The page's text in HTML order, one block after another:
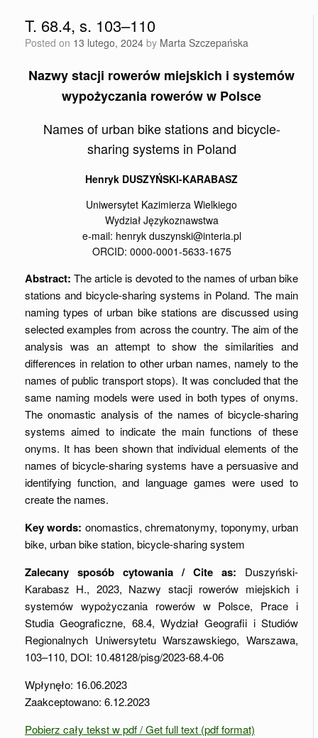
T. 68.4, s. 103–110
Posted on 13 lutego, 2024 by Marta Szczepańska
Nazwy stacji rowerów miejskich i systemów
wypożyczania rowerów w Polsce
Names of urban bike stations and bicycle-
sharing systems in Poland
Henryk DUSZYŃSKI-KARABASZ
Uniwersytet Kazimierza Wielkiego
Wydział Językoznawstwa
e-mail: henryk duszynski@interia.pl
ORCID: 0000-0001-5633-1675
Abstract: The article is devoted to the names of urban bike
stations and bicycle-sharing systems in Poland. The main
naming types of urban bike stations are discussed using
selected examples from across the country. The aim of the
analysis was an attempt to show the similarities and
differences in relation to other urban names, namely to the
names of public transport stops). It was concluded that the
same naming models were used in both types of onyms.
The onomastic analysis of the names of bicycle-sharing
systems aimed to indicate the main functions of these
onyms. It has been shown that individual elements of the
names of bicycle-sharing systems have a persuasive and
identifying function, and language games were used to
create the names.
Key words: onomastics, chrematonymy, toponymy, urban
bike, urban bike station, bicycle-sharing system
Zalecany sposób cytowania / Cite as: Duszyński-
Karabasz H., 2023, Nazwy stacji rowerów miejskich i
systemów wypożyczania rowerów w Polsce, Prace i
Studia Geograficzne, 68.4, Wydział Geografii i Studiów
Regionalnych Uniwersytetu Warszawskiego, Warszawa,
103–110, DOI: 10.48128/pisg/2023-68.4-06
Wpłynęło: 16.06.2023
Zaakceptowano: 6.12.2023
Pobierz cały tekst w pdf / Get full text (pdf format)